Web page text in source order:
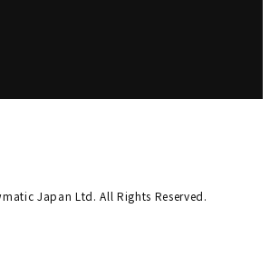
Japan Ltd. All Rights Reserved.